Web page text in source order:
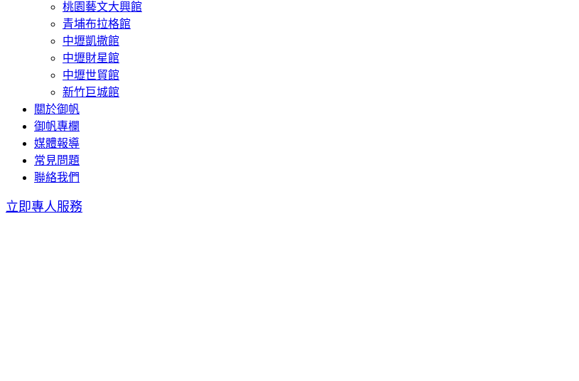
桃園藝文大興館
青埔布拉格館
中壢凱撒館
中壢財星館
中壢世貿館
新竹巨城館
關於御帆
御帆專欄
媒體報導
常見問題
聯絡我們
立即專人服務